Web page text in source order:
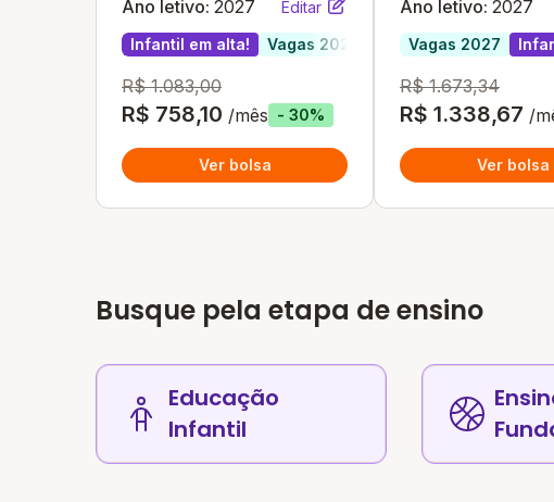
Ano letivo: 2027
Editar
Infantil em alta!
Vagas 2027
R$ 1.083,00
R$ 758,10 /mês - 30%
Ver bolsa
Ano letivo: 2027
Vagas 2027
R$ 1.673,34
R$ 1.338,67 /
Ver bolsa
Busque pela etapa de ensino
Educação
Infantil